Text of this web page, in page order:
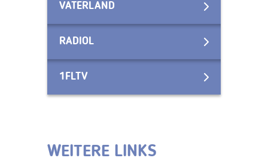
VATERLAND
RADIOL
1FLTV
WEITERE LINKS